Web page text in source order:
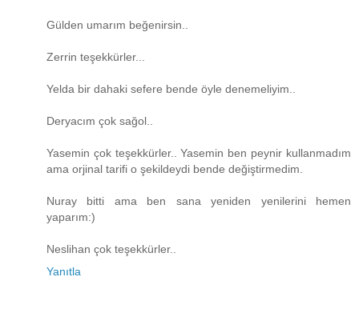
Gülden umarım beğenirsin..
Zerrin teşekkürler...
Yelda bir dahaki sefere bende öyle denemeliyim..
Deryacım çok sağol..
Yasemin çok teşekkürler.. Yasemin ben peynir kullanmadım
ama orjinal tarifi o şekildeydi bende değiştirmedim.
Nuray bitti ama ben sana yeniden yenilerini hemen
yaparım:)
Neslihan çok teşekkürler..
Yanıtla